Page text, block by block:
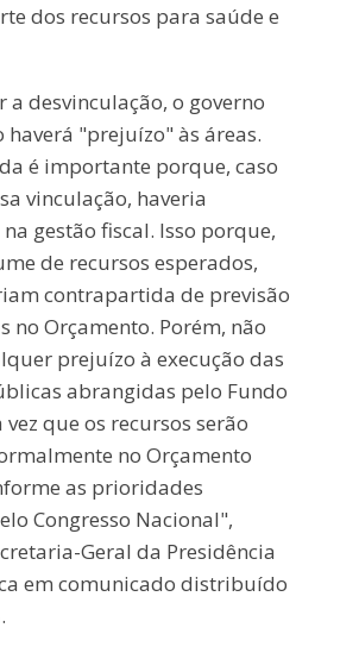
dos recursos para saúde e
a desvinculação, o governo
haverá "prejuízo" às áreas.
é importante porque, caso
vinculação, haveria
gestão fiscal. Isso porque,
de recursos esperados,
contrapartida de previsão
no Orçamento. Porém, não
prejuízo à execução das
abrangidas pelo Fundo
que os recursos serão
no Orçamento
as prioridades
Congresso Nacional",
Geral da Presidência
em comunicado distribuído